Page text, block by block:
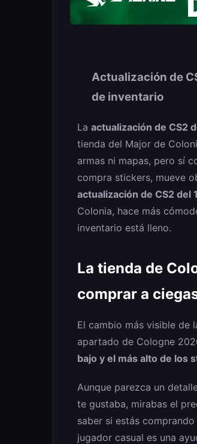
Actualización de
de inventario
La actualización de CS2
tienda del Major de
armas ni mapas, pero sí
compra stickers, mueve
actualización de CS2 del
Colonia, hace más
inventario está lleno.
La tienda de
comprar a
El cambio más visible de
apartado de Cologne
bajo y el más alto de los
Aunque parezca un
te gustaba, mirabas el
saber si estás
jugador casual es una